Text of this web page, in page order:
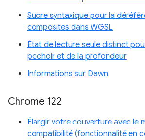
Sucre syntaxique pour la
composites dans WGSL
État de lecture seule distinct
pochoir et de la profondeur
Informations sur Dawn
Chrome 122
Élargir votre couverture avec le
compatibilité (fonctionnalité en